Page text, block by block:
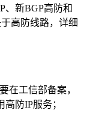
、新BGP高防和
高防线路，详细
在工信部备案，
防IP服务；